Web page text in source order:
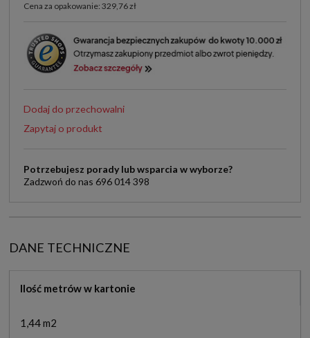
Cena za opakowanie: 329,76 zł
Dodaj do przechowalni
Zapytaj o produkt
Potrzebujesz porady lub wsparcia w wyborze?
Zadzwoń do nas 696 014 398
DANE TECHNICZNE
Ilość metrów w kartonie
1,44 m2